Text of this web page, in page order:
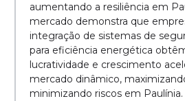
aumentando a resiliência em
mercado demonstra que
integração de sistemas de
para eficiência energética
lucratividade e crescimento
mercado dinâmico,
minimizando riscos em